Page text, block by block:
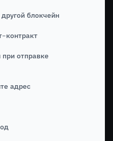
блокчейн
контракт
отправке
адрес